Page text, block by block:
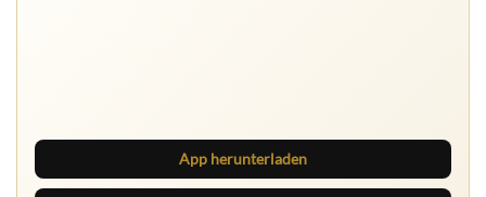
App herunterladen